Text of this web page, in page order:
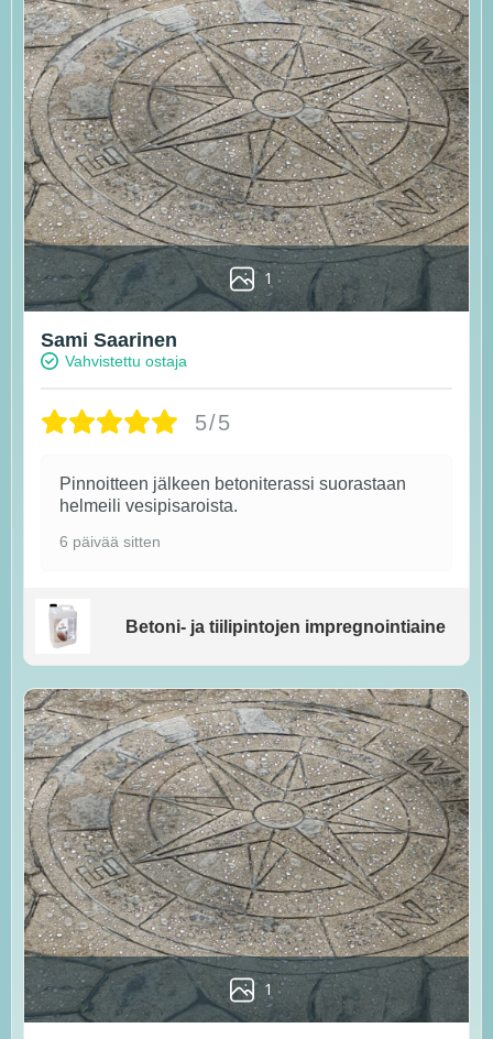
1
Sami Saarinen
Vahvistettu ostaja
5/5
Pinnoitteen jälkeen betoniterassi suorastaan
helmeili vesipisaroista.
6 päivää sitten
Betoni- ja tiilipintojen impregnointiaine
1